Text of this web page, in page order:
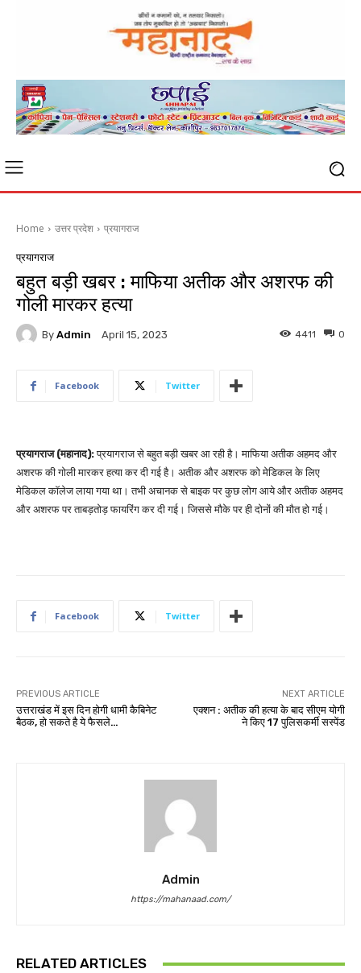
Home उत्तर प्रदेश प्रयागराज
प्रयागराज
बहुत बड़ी खबर : माफिया अतीक और अशरफ की
गोली मारकर हत्या
By Admin April 15, 2023 0
4411
Facebook Twitter
प्रयागराज (महानाद):प्रयागराज से बहुत बड़ी खबर आ रही है। माफिया अतीक अहमद और
अशरफ की गोली मारकर हत्या कर दी गई है। अतीक और अशरफ को मेडिकल के लिए
मेडिकल कॉलेज लाया गया था। तभी अचानक से बाइक पर कुछ लोग आये और अतीक अहमद
और अशरफ पर ताबड़तोड़ फायरिंग कर दी गई। जिससे मौके पर ही दोनों की मौत हो गई।
Facebook Twitter
PREVIOUS ARTICLE
उत्तराखंड में इस दिन होगी धामी कैबिनेट
बैठक, हो सकते है ये फैसले…
NEXT ARTICLE
एक्शन : अतीक की हत्या के बाद सीएम योगी
ने किए 17 पुलिसकर्मी सस्पेंड
Admin
https://mahanaad.com/
RELATED ARTICLES